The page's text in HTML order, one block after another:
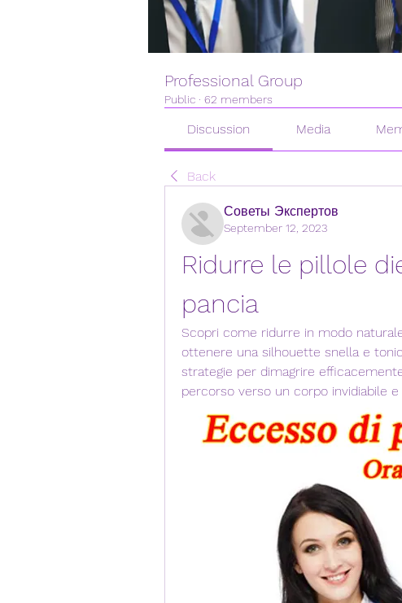
Professional Group
Public · 62 members
Discussion Media
Back
Советы Экспертов
September 12, 2023
Ridurre le pillole
pancia
Scopri come ridurre in modo
ottenere una silhouette snella e
strategie per dimagrire
percorso verso un corpo invidiabile e